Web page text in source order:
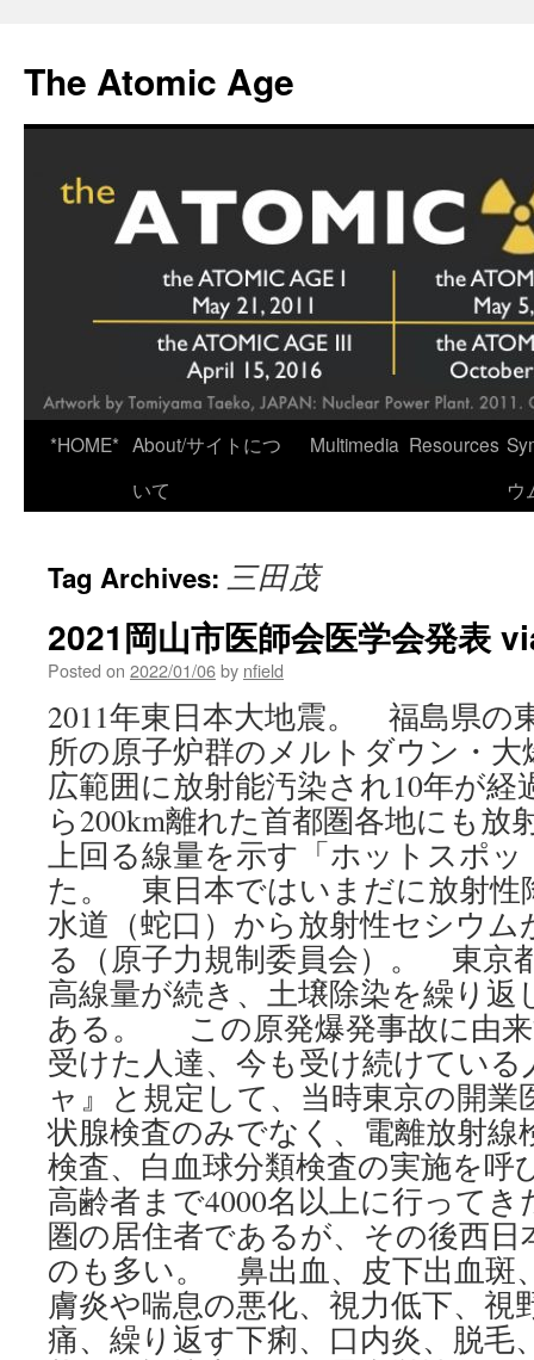
content
The Atomic Age
*HOME* About/サイトにつ
いて
Multimedia Resources
ウ
Tag Archives: 三田茂
2021岡山市医師会医学会発表
Posted on 2022/01/06by nfield
2011年東日本大地震。 福島県の
所の原子炉群のメルトダウン・
広範囲に放射能汚染され10年が
ら200km離れた首都圏各地にも放
上回る線量を示す「ホットスポ
た。 東日本ではいまだに放射性
水道（蛇口）から放射性セシウ
る（原子力規制委員会）。 東京
高線量が続き、土壌除染を繰り
ある。 この原発爆発事故に由来
受けた人達、今も受け続けてい
ャ』と規定して、当時東京の開
状腺検査のみでなく、電離放射線
検査、白血球分類検査の実施を呼
高齢者まで4000名以上に行って
圏の居住者であるが、その後西
のも多い。 鼻出血、皮下出血斑
膚炎や喘息の悪化、視力低下、視
痛、繰り返す下痢、口内炎、脱毛